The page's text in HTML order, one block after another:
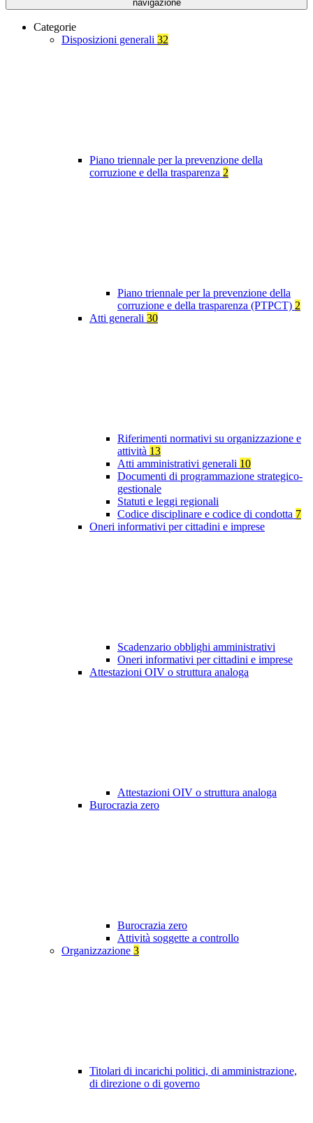
navigazione
Categorie
Disposizioni generali 32
Piano triennale per la prevenzione della
corruzione e della trasparenza 2
Piano triennale per la prevenzione della
corruzione e della trasparenza (PTPCT) 2
Atti generali 30
Riferimenti normativi su organizzazione e
attività 13
Atti amministrativi generali 10
Documenti di programmazione strategico-
gestionale
Statuti e leggi regionali
Codice disciplinare e codice di condotta 7
Oneri informativi per cittadini e imprese
Scadenzario obblighi amministrativi
Oneri informativi per cittadini e imprese
Attestazioni OIV o struttura analoga
Attestazioni OIV o struttura analoga
Burocrazia zero
Burocrazia zero
Attività soggette a controllo
Organizzazione 3
Titolari di incarichi politici, di amministrazione,
di direzione o di governo